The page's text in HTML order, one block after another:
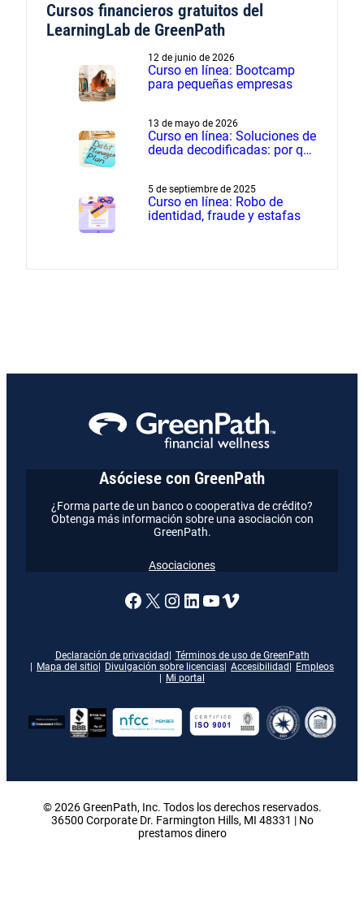
Cursos financieros gratuitos del
LearningLab de GreenPath
12 de junio de 2026
Curso en línea: Bootcamp
para pequeñas empresas
13 de mayo de 2026
Curso en línea: Soluciones de
deuda decodificadas: por qué
5 de septiembre de 2025
Curso en línea: Robo de
identidad, fraude y estafas
Declaración de privacidad
Términos de uso de GreenPath
Mapa del sitio
Divulgación sobre licencias Accesibilidad
Empleos
Mi portal
Enlace a nuestra página de
X Enlace a nuestra
Enlace a nuestra
Enlace a nuestra
Vimeo
Asóciese con GreenPath
¿Forma parte de un banco o cooperativa de crédito?
Obtenga más información sobre una asociación con
GreenPath.
Asociaciones
© 2026 GreenPath, Inc. Todos los derechos reservados.
36500 Corporate Dr. Farmington Hills, MI 48331 | No
prestamos dinero